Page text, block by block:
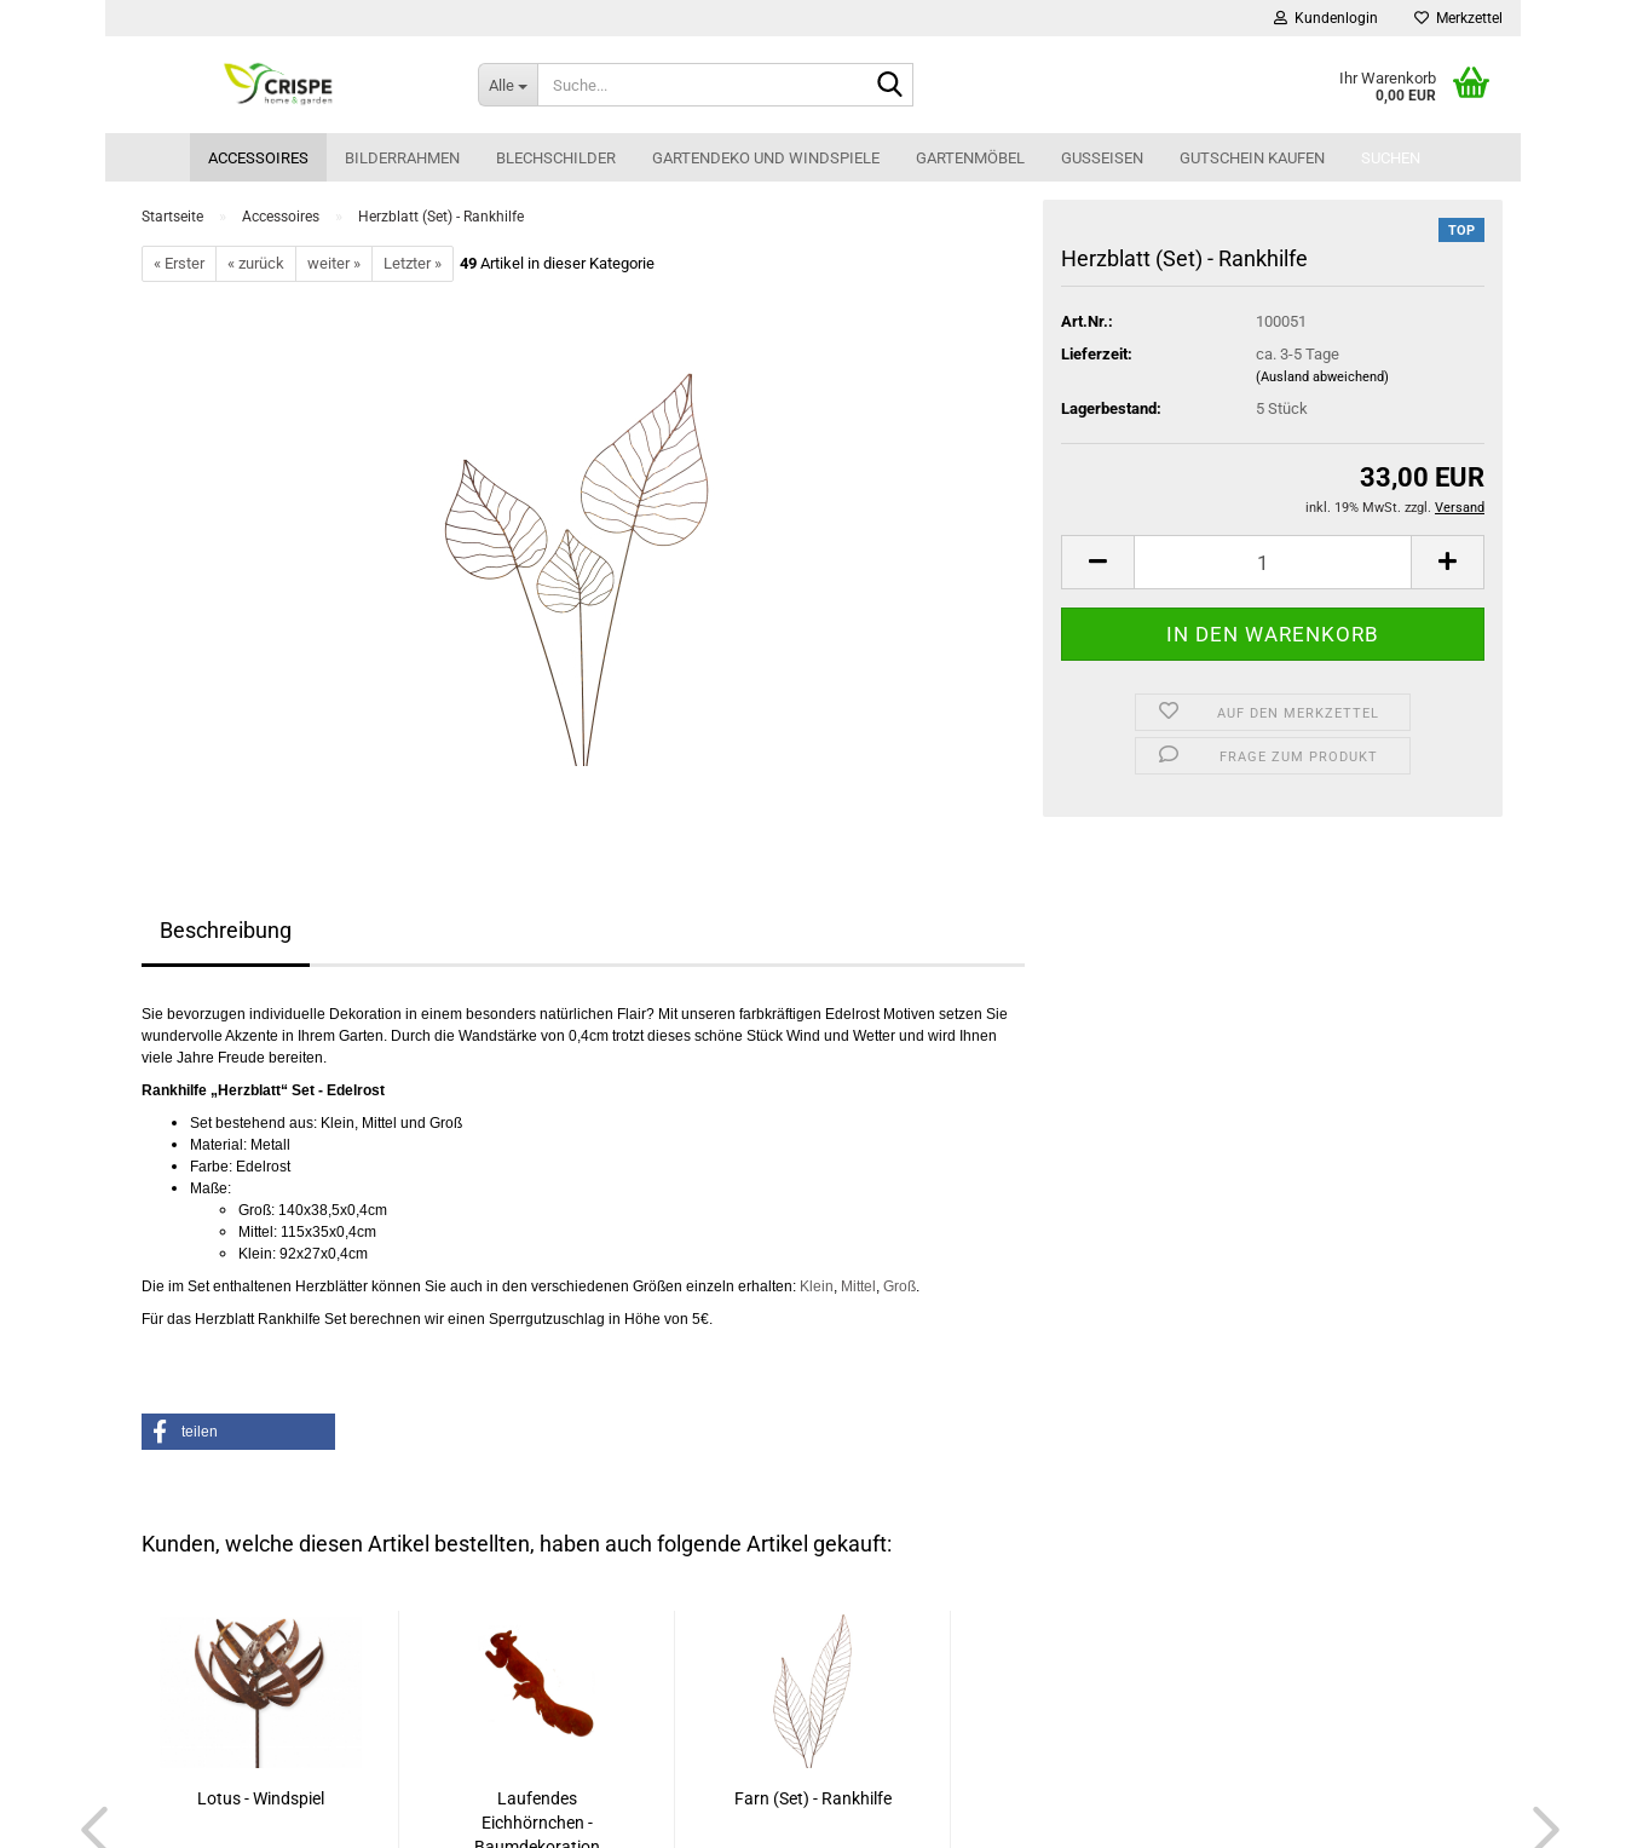
Kundenlogin Merkzettel
Alle Ihr Warenkorb
0,00 EUR
ACCESSOIRES BILDERRAHMEN BLECHSCHILDER GARTENDEKO UND WINDSPIELE GARTENMÖBEL GUSSEISEN GUTSCHEIN KAUFEN SUCHEN
Startseite Accessoires Herzblatt (Set) - Rankhilfe
« Erster « zurück weiter » Letzter » 49 Artikel in dieser Kategorie
TOP
Herzblatt (Set) - Rankhilfe
Art.Nr.:
100051
Lieferzeit:
ca. 3-5 Tage
(Ausland abweichend)
Lagerbestand: 5 Stück
33,00 EUR
inkl. 19% MwSt. zzgl. Versand
AUF DEN MERKZETTEL
FRAGE ZUM PRODUKT
Beschreibung
Sie bevorzugen individuelle Dekoration in einem besonders natürlichen Flair? Mit unseren farbkräftigen Edelrost Motiven setzen Sie
wundervolle Akzente in Ihrem Garten. Durch die Wandstärke von 0,4cm trotzt dieses schöne Stück Wind und Wetter und wird Ihnen
viele Jahre Freude bereiten.
Rankhilfe „Herzblatt“ Set - Edelrost
Set bestehend aus: Klein, Mittel und Groß
Material: Metall
Farbe: Edelrost
Maße:
Groß: 140x38,5x0,4cm
Mittel: 115x35x0,4cm
Klein: 92x27x0,4cm
Die im Set enthaltenen Herzblätter können Sie auch in den verschiedenen Größen einzeln erhalten: Klein, Mittel , Groß.
Für das Herzblatt Rankhilfe Set berechnen wir einen Sperrgutzuschlag in Höhe von 5€.
teilen
Kunden, welche diesen Artikel bestellten, haben auch folgende Artikel gekauft:
Lotus - Windspiel
Laufendes
Eichhörnchen -
Farn (Set) - Rankhilfe